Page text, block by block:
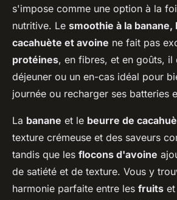
beurre de
?
Ilyan•31 mai 2024•5 min de lecture
s'impose comme une option à la
nutritive. Le smoothie à la banane,
cacahuète et avoine ne fait pas
protéines, en fibres, et en goûts, il
déjeuner ou un en-cas idéal pour
journée ou recharger ses batteries
La banane et le beurre de
texture crémeuse et des saveurs
tandis que les flocons d'avoine
de satiété et de texture. Vous y
harmonie parfaite entre les fruits